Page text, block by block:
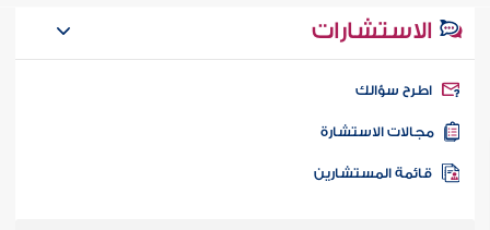
الاستشارات
سؤالك
الاستشارة